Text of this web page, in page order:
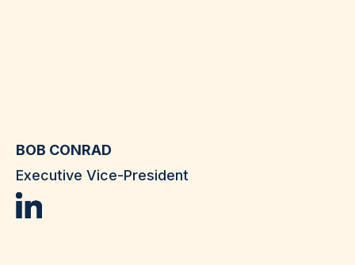
BOB CONRAD
Executive Vice-President